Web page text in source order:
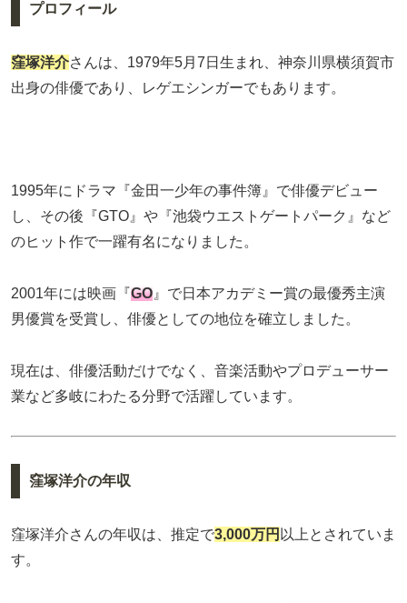
プロフィール
窪塚洋介さんは、1979年5月7日生まれ、神奈川県横須賀市
出身の俳優であり、レゲエシンガーでもあります。
1995年にドラマ『金田一少年の事件簿』で俳優デビュー
し、その後『GTO』や『池袋ウエストゲートパーク』など
のヒット作で一躍有名になりました。
2001年には映画『GO 』で日本アカデミー賞の最優秀主演
男優賞を受賞し、俳優としての地位を確立しました。
現在は、俳優活動だけでなく、音楽活動やプロデューサー
業など多岐にわたる分野で活躍しています。
窪塚洋介の年収
窪塚洋介さんの年収は、推定で3,000万円 以上とされていま
す。